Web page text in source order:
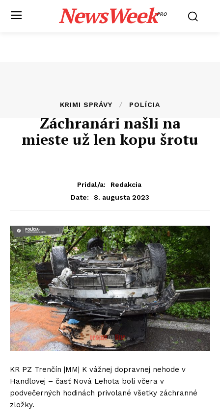
NewsWeekPRO
KRIMI SPRÁVY POLÍCIA
Záchranári našli na
mieste už len kopu šrotu
Pridal/a:
Redakcia
Date:
8. augusta 2023
KR PZ Trenčín |MM| K vážnej dopravnej nehode v
Handlovej – časť Nová Lehota boli včera v
podvečerných hodinách privolané všetky záchranné
zložky.